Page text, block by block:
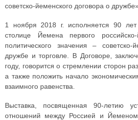
советско-йеменского договора о
1 ноября 2018 г. исполняется 90
столице Йемена первого российско-
политического значения – советско-
дружбе и торговле. В Договоре,
году, говорится о стремлении сторон
а также положить начало
взаимного равенства.
Выставка, посвященная 90-летию
отношений между Россией и